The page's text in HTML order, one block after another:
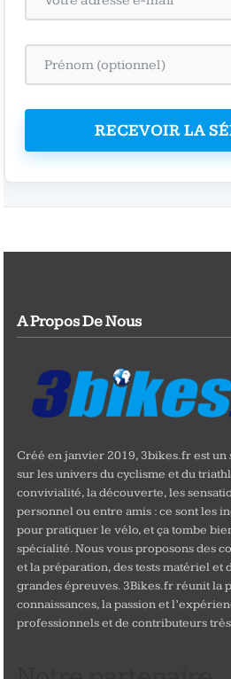
RECEVOIR LA
A Propos De Nous
Créé en janvier 2019, 3bikes.fr est
sur les univers du cyclisme et du
convivialité, la découverte, les
personnel ou entre amis : ce sont les
pour pratiquer le vélo, et ça tombe
spécialité. Nous vous proposons des
et la préparation, des tests matériel et
grandes épreuves. 3Bikes.fr réunit la
connaissances, la passion et
professionnels et de contributeurs